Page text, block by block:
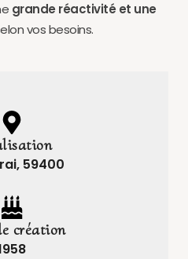
grande réactivité et une
vos besoins.
59400
création